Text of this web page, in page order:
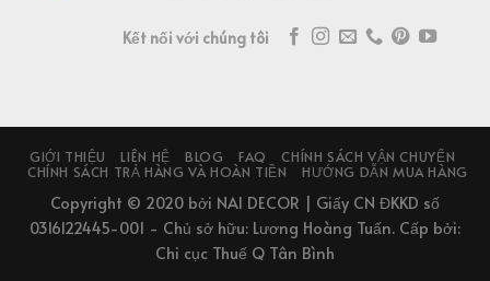
Kết nối với chúng tôi
GIỚI THIỆU LIÊN HỆ BLOG FAQ
CHÍNH SÁCH VẬN CHUYỂN
CHÍNH SÁCH TRẢ HÀNG VÀ HOÀN TIỀN
HƯỚNG DẪN MUA HÀNG
Copyright © 2020 bởi NAI DECOR | Giấy CN ĐKKD số
0316122445-001 - Chủ sở hữu: Lương Hoàng Tuấn. Cấp bởi:
Chi cục Thuế Q Tân Bình